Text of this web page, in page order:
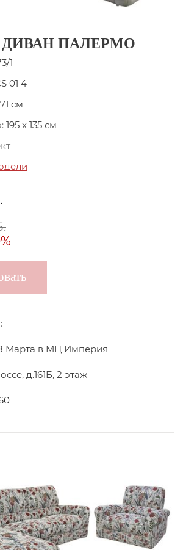
ПАЛЕРМО
1
01 4
см
195 x 135 см
Марта в МЦ Империя
д.161Б, 2 этаж